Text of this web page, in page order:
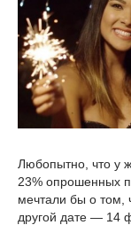
Любопытно, что у
23% опрошенных
мечтали бы о том,
другой дате — 14